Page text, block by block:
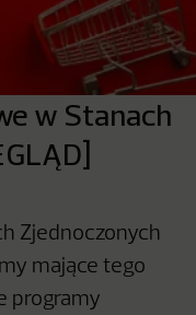
w Stanach
Zjednoczonych
mające tego
programy